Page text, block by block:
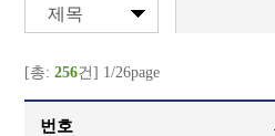
제목
[총:256건] 1/26page
번호